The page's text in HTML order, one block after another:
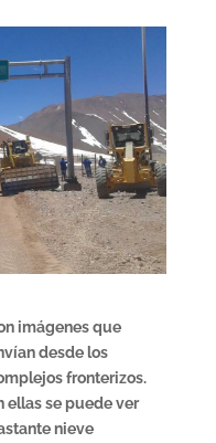
imágenes que
desde los
fronterizos.
ellas se puede ver
nieve